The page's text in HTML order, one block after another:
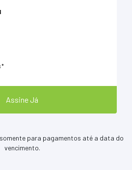
*
Assine Já
para pagamentos até a data do
vencimento.